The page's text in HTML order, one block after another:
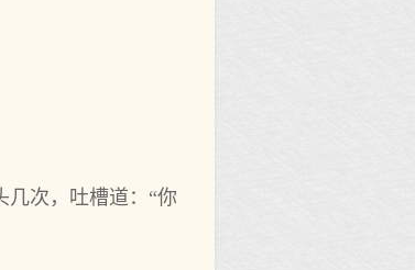
几次，吐槽道：“你